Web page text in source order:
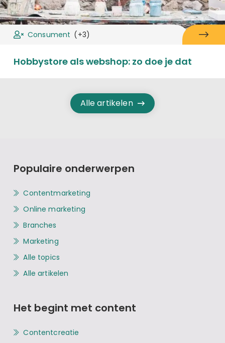
Consument (+3)
Hobbystore als webshop: zo doe je dat
Alle artikelen
Populaire onderwerpen
Contentmarketing
Online marketing
Branches
Marketing
Alle topics
Alle artikelen
Het begint met content
Contentcreatie